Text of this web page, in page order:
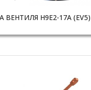
H9E2-17A (EV5)